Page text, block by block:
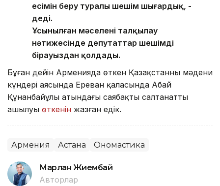
есімін беру туралы шешім шығардық, -
деді.
Ұсынылған мәселені талқылау
нәтижесінде депутаттар шешімді
бірауыздан қолдады.
Бұған дейін Арменияда өткен Қазақстанның мәдени
күндері аясында Ереван қаласында Абай
Құнанбайұлы атындағы саябақтың салтанатты
ашылуы өткенін жазған едік.
Армения Астана Ономастика
Марлан Жиембай
Авторлар